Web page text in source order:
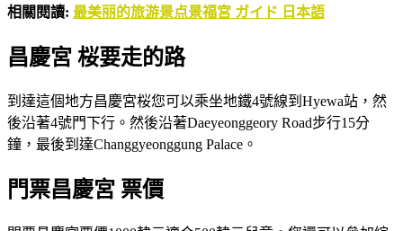
相關閱讀: 最美丽的旅游景点景福宮 ガイド 日本語
昌慶宮 桜要走的路
到達這個地方昌慶宮桜您可以乘坐地鐵4號線到Hyewa站，然
後沿著4號門下行。然後沿著Daeyeonggeory Road步行15分
鐘，最後到達Changgyeonggung Palace。
門票昌慶宮 票價